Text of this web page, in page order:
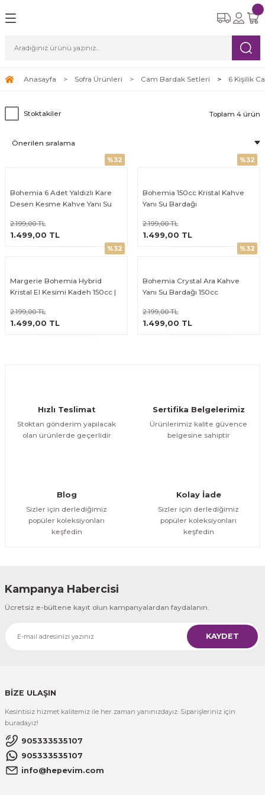
6 Kişilik Yemek Takımı
6 Kişilik Cam Bardak Setleri
Çay Fincan Setleri
Seti Robot Süpürge
Anasayfa Sofra Ürünleri Cam Bardak Setleri 6 Kişilik
Stoktakiler Toplam 4 ürün
%32
Bohemia 6 Adet Yaldızlı Kare
Desen Kesme Kahve Yanı Su
2.199,00 TL
1.499,00 TL
ÜRÜNÜ İNCELE
%32
Bohemia 150cc Kristal Kahve
Yanı Su Bardağı
2.199,00 TL
1.499,00 TL
ÜRÜNÜ İNCELE
%32
Margerie Bohemia Hybrid
Kristal El Kesimi Kadeh 150cc |
2.199,00 TL
1.499,00 TL
ÜRÜNÜ İNCELE
%32
Bohemia Crystal Ara Kahve
Yanı Su Bardağı 150cc
2.199,00 TL
1.499,00 TL
ÜRÜNÜ İNCELE
Hızlı Teslimat
Stoktan gönderim yapılacak
olan ürünlerde geçerlidir
Sertifika Belgelerimiz
Ürünlerimiz kalite güvence
belgesine sahiptir
Blog
Sizler için derlediğimiz
popüler koleksiyonları
keşfedin
Kolay İade
Sizler için derlediğimiz
popüler koleksiyonları
keşfedin
Kampanya Habercisi
Ücretsiz e-bültene kayıt olun kampanyalardan faydalanın.
KAYDET
BİZE ULAŞIN
Kesintisiz hizmet kalitemiz ile her zaman yanınızdayız. Siparişleriniz için
buradayız!
905333535107
905333535107
info@hepevim.com